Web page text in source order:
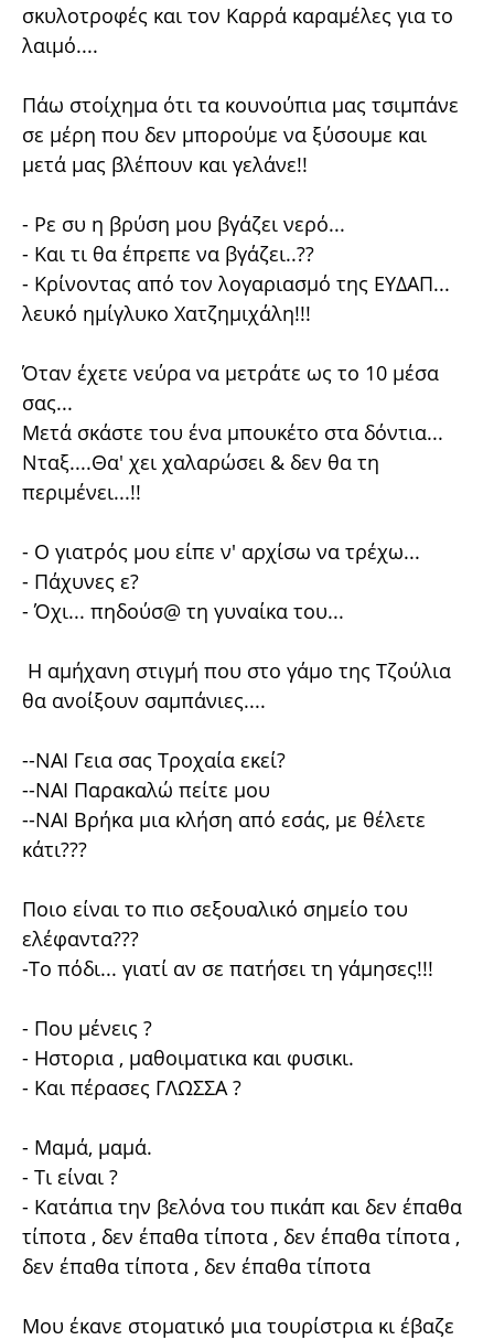
σκυλοτροφές και τον Καρρά καραμέλες για το
λαιμό....
Πάω στοίχημα ότι τα κουνούπια μας τσιμπάνε
σε μέρη που δεν μπορούμε να ξύσουμε και
μετά μας βλέπουν και γελάνε!!
- Ρε συ η βρύση μου βγάζει νερό...
- Και τι θα έπρεπε να βγάζει..??
- Κρίνοντας από τον λογαριασμό της ΕΥΔΑΠ...
λευκό ημίγλυκο Χατζημιχάλη!!!
Όταν έχετε νεύρα να μετράτε ως το 10 μέσα
σας...
Μετά σκάστε του ένα μπουκέτο στα δόντια...
Νταξ....Θα' χει χαλαρώσει & δεν θα τη
περιμένει...!!
- Ο γιατρός μου είπε ν' αρχίσω να τρέχω...
- Πάχυνες ε?
- Όχι... πηδούσ@ τη γυναίκα του...
Η αμήχανη στιγμή που στο γάμο της Τζούλια
θα ανοίξουν σαμπάνιες....
--ΝΑΙ Γεια σας Τροχαία εκεί?
--ΝΑΙ Παρακαλώ πείτε μου
--ΝΑΙ Βρήκα μια κλήση από εσάς, με θέλετε
κάτι???
Ποιο είναι το πιο σεξουαλικό σημείο του
ελέφαντα???
-Το πόδι... γιατί αν σε πατήσει τη γάμησες!!!
- Που μένεις ?
- Ηστορια , μαθοιματικα και φυσικι.
- Και πέρασες ΓΛΩΣΣΑ ?
- Μαμά, μαμά.
- Τι είναι ?
- Κατάπια την βελόνα του πικάπ και δεν έπαθα
τίποτα , δεν έπαθα τίποτα , δεν έπαθα τίποτα ,
δεν έπαθα τίποτα , δεν έπαθα τίποτα
Μου έκανε στοματικό μια τουρίστρια κι έβαζε